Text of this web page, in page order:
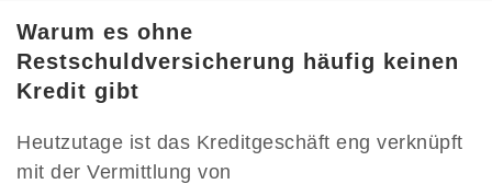
Warum es ohne
Restschuldversicherung häufig keinen
Kredit gibt
Heutzutage ist das Kreditgeschäft eng verknüpft
mit der Vermittlung von